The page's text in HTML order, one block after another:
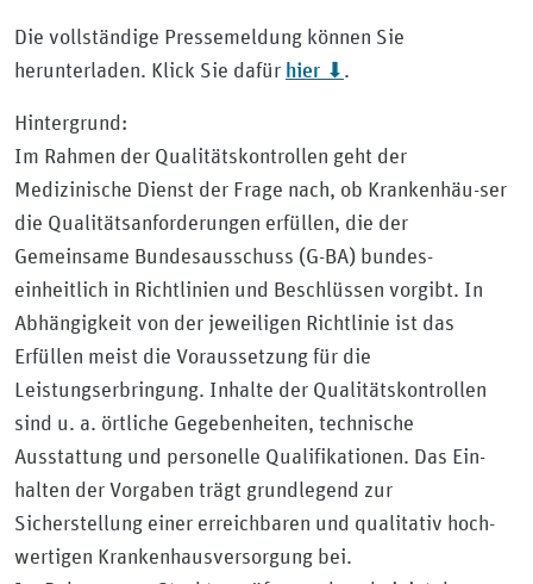
Die vollständige Pressemeldung können Sie
herunterladen. Klick Sie dafür hier ⬇.
Hintergrund:
Im Rahmen der Qualitätskontrollen geht der
Medizinische Dienst der Frage nach, ob Krankenhäu-ser
die Qualitätsanforderungen erfüllen, die der
Gemeinsame Bundesausschuss (G-BA) bundes-
einheitlich in Richtlinien und Beschlüssen vorgibt. In
Abhängigkeit von der jeweiligen Richtlinie ist das
Erfüllen meist die Voraussetzung für die
Leistungserbringung. Inhalte der Qualitätskontrollen
sind u. a. örtliche Gegebenheiten, technische
Ausstattung und personelle Qualifikationen. Das Ein-
halten der Vorgaben trägt grundlegend zur
Sicherstellung einer erreichbaren und qualitativ hoch-
wertigen Krankenhausversorgung bei.